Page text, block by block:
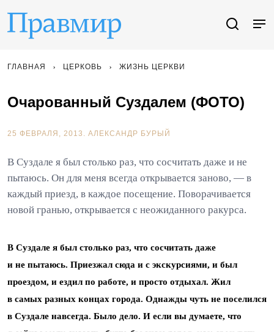
ГЛАВНАЯ ЦЕРКОВЬ ЖИЗНЬ ЦЕРКВИ
Очарованный Суздалем (ФОТО)
25 ФЕВРАЛЯ, 2013. АЛЕКСАНДР БУРЫЙ
В Суздале я был столько раз, что сосчитать даже и не
пытаюсь. Он для меня всегда открывается заново, — в
каждый приезд, в каждое посещение. Поворачивается
новой гранью, открывается с неожиданного ракурса.
В Суздале я был столько раз, что сосчитать даже
и не пытаюсь. Приезжал сюда и с экскурсиями, и был
проездом, и ездил по работе, и просто отдыхал. Жил
в самых разных концах города. Однажды чуть не поселился
в Суздале навсегда. Было дело. И если вы думаете, что